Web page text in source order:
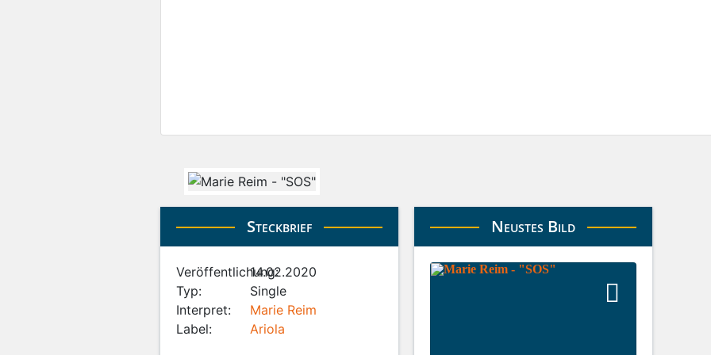
Steckbrief
Veröffentlichung:14.02.2020
Typ:
Single
Interpret:
Marie Reim
Label:
Ariola
Neustes Bild